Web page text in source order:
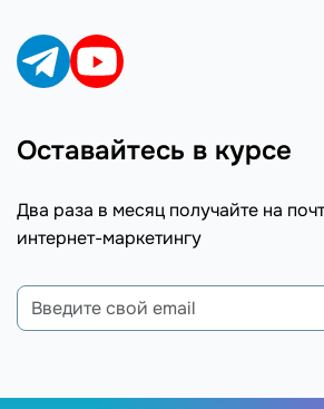
Оставайтесь в курсе
Два раза в месяц получайте на
интернет-маркетингу